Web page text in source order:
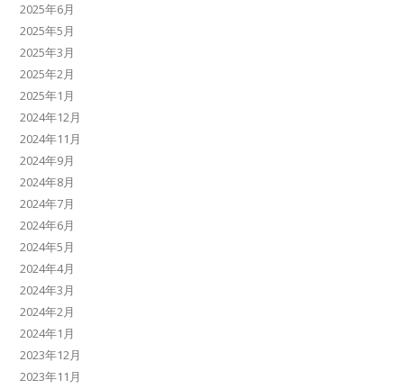
2025年6月
2025年5月
2025年3月
2025年2月
2025年1月
2024年12月
2024年11月
2024年9月
2024年8月
2024年7月
2024年6月
2024年5月
2024年4月
2024年3月
2024年2月
2024年1月
2023年12月
2023年11月